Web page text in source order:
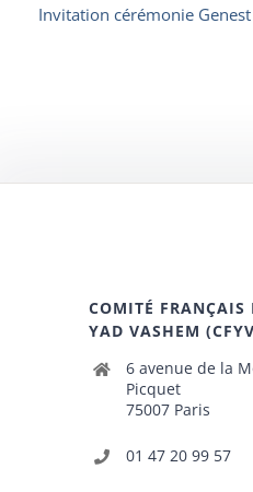
Invitation cérémonie Genest
COMITÉ FRANÇAIS
YAD VASHEM
6 avenue de la
Picquet
75007 Paris
01 47 20 99 57